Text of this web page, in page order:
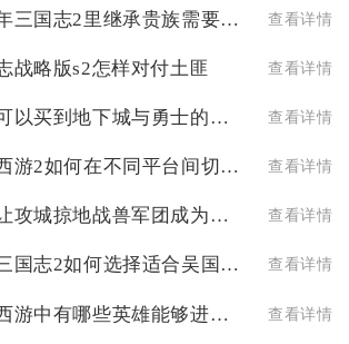
在少年三国志2里继承贵族需要注意些什么 查看详情
战略版s2怎样对付土匪 查看详情
哪里可以买到地下城与勇士的时装 查看详情
乱斗西游2如何在不同平台间切换用户 查看详情
如何让攻城掠地战兽军团成为无敌存在 查看详情
少年三国志2如何选择适合吴国紫金神兵的专属宝物 查看详情
乱斗西游中有哪些英雄能够进行位移 查看详情